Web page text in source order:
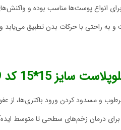
برای انواع پوست‌ها مناسب بوده و
و به راحتی با حرکات بدن تطبیق
15*15 کد 3539
و مسدود کردن ورود باکتری‌ها، از
درمان زخم‌های سطحی تا متوسط